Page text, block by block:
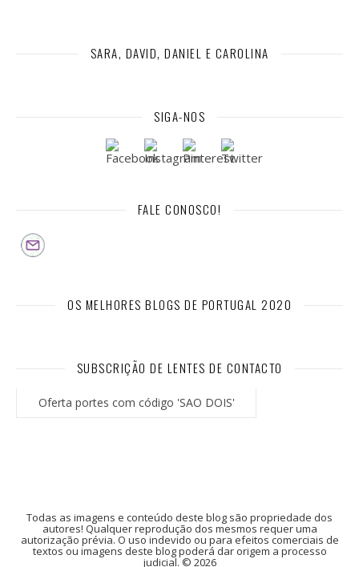
SARA, DAVID, DANIEL E CAROLINA
SIGA-NOS
FALE CONOSCO!
OS MELHORES BLOGS DE PORTUGAL 2020
SUBSCRIÇÃO DE LENTES DE CONTACTO
Oferta portes com código 'SAO DOIS'
Todas as imagens e conteúdo deste blog são propriedade dos
autores! Qualquer reprodução dos mesmos requer uma
autorização prévia. O uso indevido ou para efeitos comerciais de
textos ou imagens deste blog poderá dar origem a processo
judicial. © 2026